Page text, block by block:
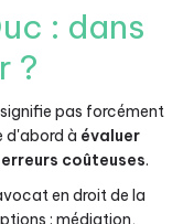
: dans
?
pas forcément
d'abord à évaluer
coûteuses.
en droit de la
: médiation,